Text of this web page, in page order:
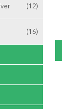
(12)
(16)